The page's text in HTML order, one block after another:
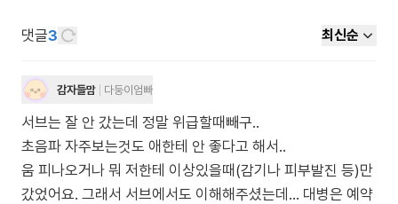
댓글3 최신순
감자들맘 다둥이엄빠
서브는 잘 안 갔는데 정말 위급할때빼구..
초음파 자주보는것도 애한테 안 좋다고 해서..
움 피나오거나 뭐 저한테 이상있을때(감기나 피부발진 등)만
갔었어요. 그래서 서브에서도 이해해주셨는데… 대병은 예약